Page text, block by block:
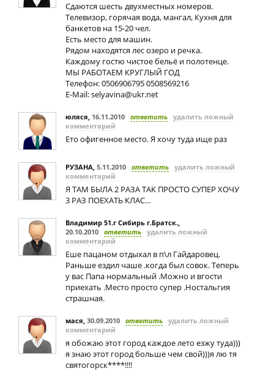
Сдаются шесть двухместных номеров.
Телевизор, горячая вода, мангал, Кухня для
банкетов на 15-20 чел.
Есть место для машин.
Рядом находятся лес озеро и речка.
Каждому гостю чистое бельё и полотенце.
МЫ РАБОТАЕМ КРУГЛЫЙ ГОД
Телефон: 0506906795 0508569216
E-Mail:selyavina@ukr.net
юляся, 16.11.2010 ответить удалить ложный
комментарий
Ето офигенное место. Я хочу туда ище раз
РУЗАНА, 5.11.2010 ответить удалить ложный
комментарий
Я ТАМ БЫЛА 2 РАЗА ТАК ПРОСТО СУПЕР ХОЧУ
3 РАЗ ПОЕХАТЬ КЛАС...
Владимир 51.г Сибирь г.Братск.,
20.10.2010 ответить удалить ложный
комментарий
Еше пацаном отдыхал в п\л Гайдаровец.
Раньше ездил чаше .когда был совок. Теперь
у вас Папа нормальный .Можно и вгости
приехать .Место просто супер .Ностальгия
страшная.
мася, 30.09.2010 ответить удалить ложный
комментарий
я обожаю этот город каждое лето езжу туда)))
я знаю этот город больше чем свой)))я лю тя
святогорск****!!!!